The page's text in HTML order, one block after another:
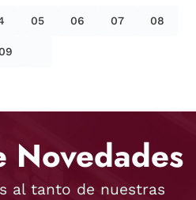
05 06 07 08
Novedades
al tanto de nuestras